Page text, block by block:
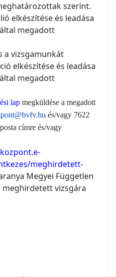
szerint.
elkészítése és leadása
megadott
a vizsgamunkát
elkészítése és leadása
megadott
lap megküldése a megadott
és/vagy 7622
címre és/vagy
meghirdetett-
Megyei Független
vizsgára